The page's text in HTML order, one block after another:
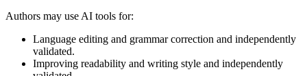
Authors may use AI tools for:
Language editing and grammar correction and independently
validated.
Improving readability and writing style and independently